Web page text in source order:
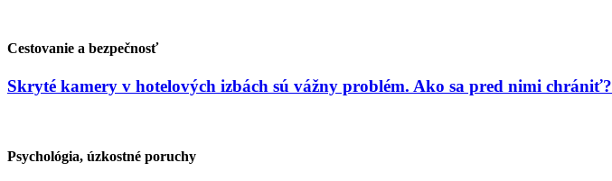
Cestovanie a bezpečnosť
Skryté kamery v hotelových izbách sú vážny problém. Ako sa pred nimi chrániť?
Psychológia, úzkostné poruchy